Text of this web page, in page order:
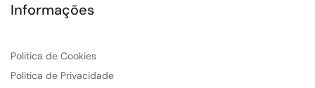
Informações
Politica de Cookies
Politica de Privacidade